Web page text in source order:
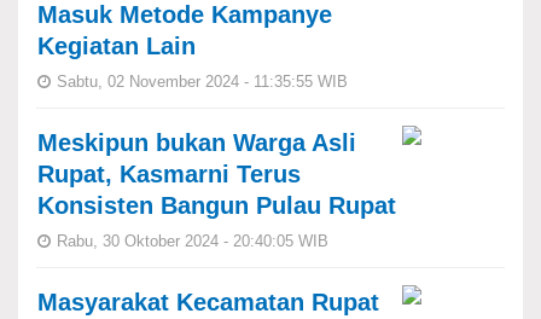
Masuk Metode Kampanye
Kegiatan Lain
Sabtu, 02 November 2024 - 11:35:55 WIB
Meskipun bukan Warga Asli
Rupat, Kasmarni Terus
Konsisten Bangun Pulau Rupat
Rabu, 30 Oktober 2024 - 20:40:05 WIB
Masyarakat Kecamatan Rupat